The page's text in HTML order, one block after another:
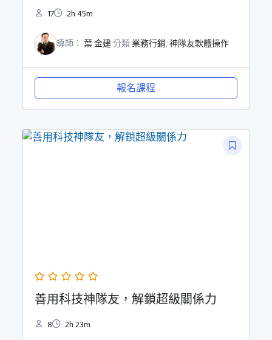
17 2h 45m
導師： 葉 金建分類 業務行銷,神隊友軟體操作
報名課程
善用科技神隊友，解鎖超級關係力
8 2h 23m